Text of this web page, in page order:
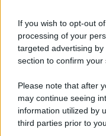
If you wish to opt-out
processing of your
targeted advertising
section to confirm your
Please note that after
may continue seeing
information utilized by
third parties prior to